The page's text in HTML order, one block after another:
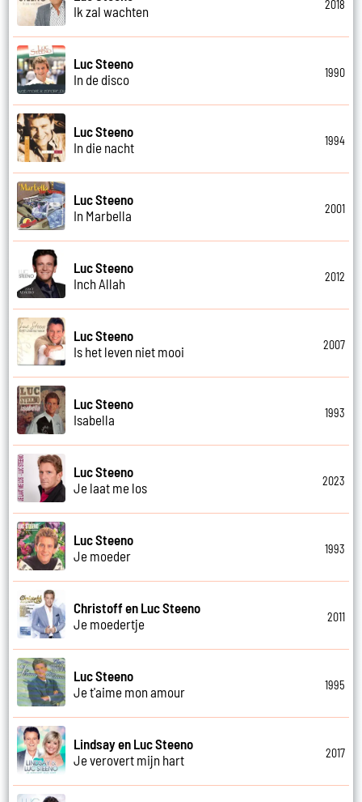
Ik zal wachten
2018
Luc Steeno
In de disco
1990
Luc Steeno
In die nacht
1994
Luc Steeno
In Marbella
2001
Luc Steeno
Inch Allah
2012
Luc Steeno
Is het leven niet mooi
2007
Luc Steeno
Isabella
1993
Luc Steeno
Je laat me los
2023
Luc Steeno
Je moeder
1993
Christoff en Luc Steeno
Je moedertje
2011
Luc Steeno
Je t'aime mon amour
1995
Lindsay en Luc Steeno
Je verovert mijn hart
2017